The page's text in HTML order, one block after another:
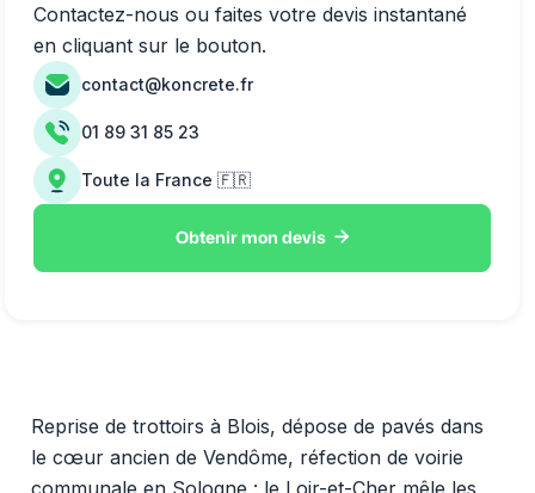
Reprise de trottoirs à Blois, dépose de pavés dans
le cœur ancien de Vendôme, réfection de voirie
communale en Sologne : le Loir-et-Cher mêle les
Contactez-nous ou faites votre devis instantané
en cliquant sur le bouton.
contact@koncrete.fr
01 89 31 85 23
Toute la France 🇫🇷
Obtenir mon devis 